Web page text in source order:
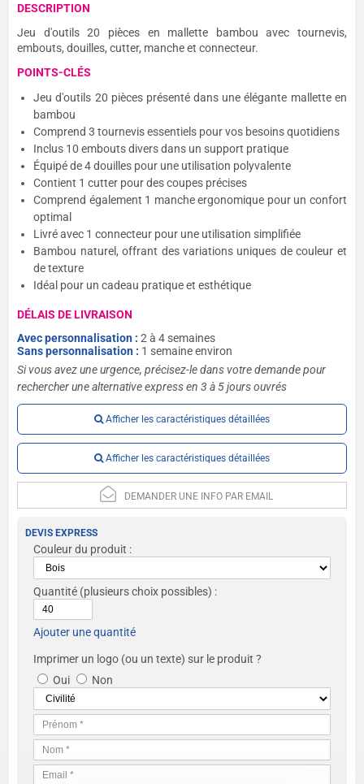
DESCRIPTION
Jeu d'outils 20 pièces en mallette bambou avec tournevis,
embouts, douilles, cutter, manche et connecteur.
POINTS-CLÉS
Jeu d'outils 20 pièces présenté dans une élégante mallette en
bambou
Comprend 3 tournevis essentiels pour vos besoins quotidiens
Inclus 10 embouts divers dans un support pratique
Équipé de 4 douilles pour une utilisation polyvalente
Contient 1 cutter pour des coupes précises
Comprend également 1 manche ergonomique pour un confort
optimal
Livré avec 1 connecteur pour une utilisation simplifiée
Bambou naturel, offrant des variations uniques de couleur et
de texture
Idéal pour un cadeau pratique et esthétique
DÉLAIS DE LIVRAISON
Avec personnalisation :2 à 4 semaines
Sans personnalisation : 1 semaine environ
Si vous avez une urgence, précisez-le dans votre demande pour
rechercher une alternative express en 3 à 5 jours ouvrés
Afficher les caractéristiques détaillées
Afficher les caractéristiques détaillées
DEMANDER UNE INFO PAR EMAIL
DEVIS EXPRESS
Couleur du produit :
Quantité (plusieurs choix possibles) :
Ajouter une quantité
Imprimer un logo (ou un texte) sur le produit ?
Oui
Non